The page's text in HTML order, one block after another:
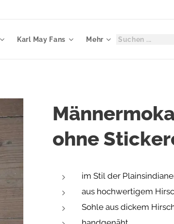
Karl May Fans Mehr
ohne
im Stil der
aus hochwertigem
Sohle aus dickem